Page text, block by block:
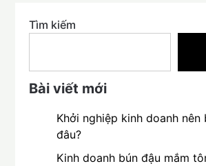
Tìm kiếm
Bài viết mới
Khởi nghiệp kinh doanh
đâu?
Kinh doanh bún đậu mắm